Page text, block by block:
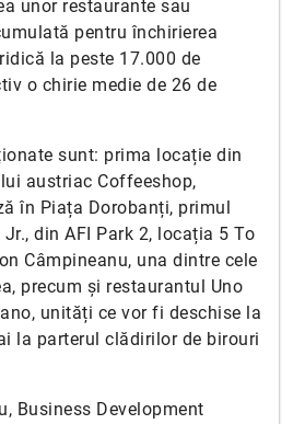
unor restaurante sau
pentru închirierea
la peste 17.000 de
o chirie medie de 26 de
sunt: prima locație din
austriac Coffeeshop,
în Piața Dorobanți, primul
din AFI Park 2, locația 5 To
Câmpineanu, una dintre cele
precum și restaurantul Uno
unități ce vor fi deschise la
la parterul clădirilor de birouri
Business Development